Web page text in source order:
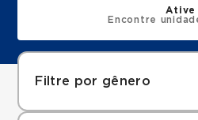
Ative
Encontre
Filtre por gênero